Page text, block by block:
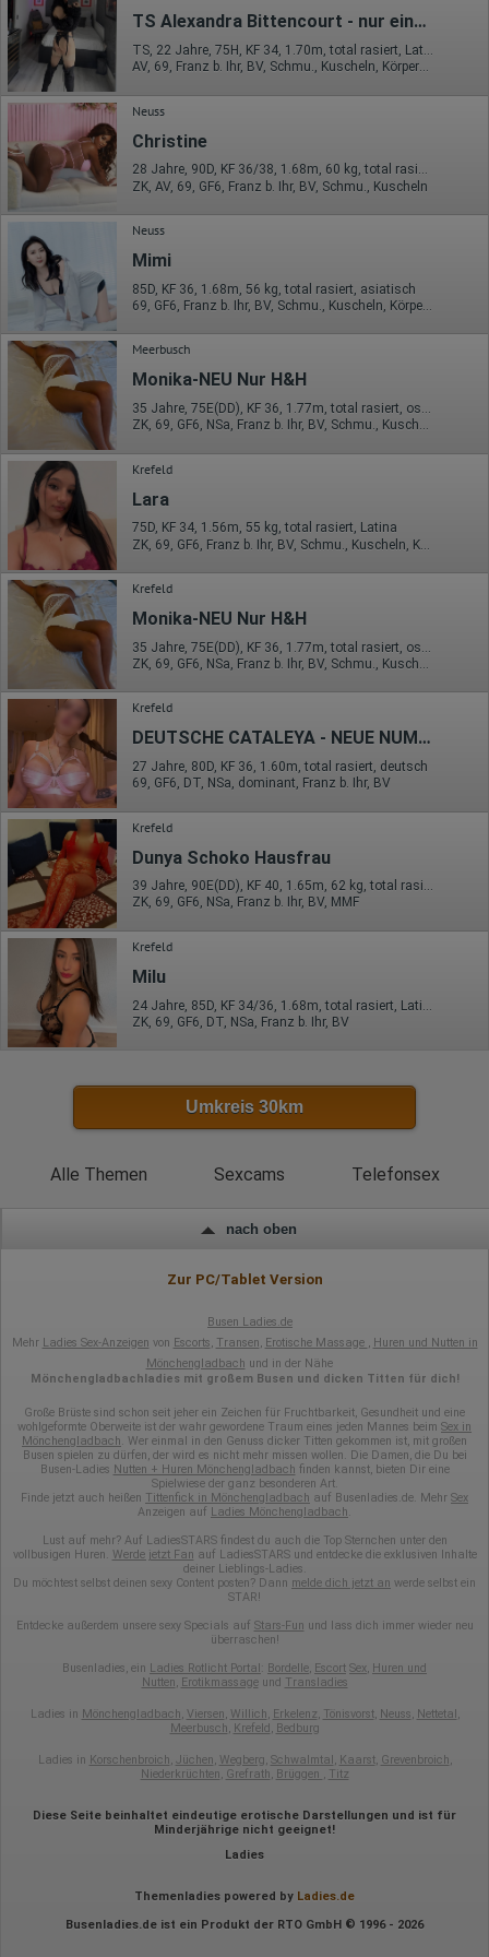
Google innerhalb von Mitgliedstaaten der Europäischen Union
oder in anderen Vertragsstaaten des Abkommens über den
Europäischen Wirtschaftsraum gekürzt, dies bedeutet, dass alle
Daten anonym erhoben werden. Nur in Ausnahmefällen wird die
volle IP-Adresse an einen Server von Google in den USA
übertragen und dort gekürzt. Die von dem Browser des Nutzers
übermittelte IP-Adresse wird nicht mit anderen Daten von Google
zusammengeführt.
Erhobene Informationen zum Besucherverhalten sind folgende:
Herkunft (Land und Stadt)
Sprache
Betriebssystem
Gerät (PC, Tablet-PC oder Smartphone)
Browser und alle verwendeten Add-ons
Auflösung des Computers
Besucherquelle (Facebook, Suchmaschine oder
verweisende Webseite)
Welche Dateien wurden heruntergeladen?
Welche Videos angeschaut?
Wurden Werbebanner angeklickt?
Wohin ging der Besucher? Klickte er auf weitere Seiten des
Portals oder hat er sie komplett verlassen?
Wie lange blieb der Besucher?
Ort der Verarbeitung:
Europäische Union & USA
Hotjar
Wir nutzen Hotjar als Webanalysedient. Es wird verwendet, um
Daten über das Benutzerverhalten zu sammeln. Hotjar kann
auch im Rahmen von Umfragen und Feedbackfunktionen, die
auf unserer Website eingebunden sind, von Ihnen bereitgestellte
Informationen verarbeiten.
Herausgeber:
Hotjar Limited, Malta
Erhobene Daten:
Datum und Uhrzeit des Besuchs
Gerätetyp
Geografischer Standort
IP-Adresse
Mausbewegungen
Besuchte Seiten
Referrer URL
Bildschirmauflösung
Eindeutige Gerätekennung
Sprachinformationen
Gerätebestriebssystem
Browser-Typ
Klicks
Domain-Name
Eindeutige Benutzerkennung
Antworten auf Umfragen
Ort der Verarbeitung:
Europäische Union
Art. 6 Abs. 1 S. 1 lit. a DSGVO
TS Alexandra Bittencourt - nur eine Woche da!
TS, 22 Jahre, 75H, KF 34, 1.70m, total rasiert, Latina
AV, 69, Franz b. Ihr, BV, Schmu., Kuscheln, Körperküs., AV b. Ihm
Neuss
Christine
28 Jahre, 90D, KF 36/38, 1.68m, 60 kg, total rasiert, Latina
ZK, AV, 69, GF6, Franz b. Ihr, BV, Schmu., Kuscheln
Neuss
Mimi
85D, KF 36, 1.68m, 56 kg, total rasiert, asiatisch
69, GF6, Franz b. Ihr, BV, Schmu., Kuscheln, Körperküs., DSa
Meerbusch
Monika-NEU Nur H&H
35 Jahre, 75E(DD), KF 36, 1.77m, total rasiert, osteuropäisch
ZK, 69, GF6, NSa, Franz b. Ihr, BV, Schmu., Kuscheln
Krefeld
Lara
75D, KF 34, 1.56m, 55 kg, total rasiert, Latina
Krefeld
Monika-NEU Nur H&H
ZK, 69, GF6, NSa, Franz b. Ihr, BV, Schmu., Kuscheln
Krefeld
DEUTSCHE CATALEYA - NEUE NUMMER“
27 Jahre, 80D, KF 36, 1.60m, total rasiert, deutsch
69, GF6, DT, NSa, dominant, Franz b. Ihr, BV
Krefeld
Dunya Schoko Hausfrau
39 Jahre, 90E(DD), KF 40, 1.65m, 62 kg, total rasiert, exotisch
ZK, 69, GF6, NSa, Franz b. Ihr, BV, MMF
Krefeld
Milu
ZK, 69, GF6, DT, NSa, Franz b. Ihr, BV
Umkreis 30km
Alle Themen Sexcams Telefonsex
nach oben
Zur PC/Tablet Version
Busen Ladies.de
Mehr Ladies Sex-Anzeigen von Escorts, Transen, Erotische Massage , Huren und Nutten in
Mönchengladbach und in der Nähe
Mönchengladbachladies mit großem Busen und dicken Titten für dich!
Große Brüste sind schon seit jeher ein Zeichen für Fruchtbarkeit, Gesundheit und eine
wohlgeformte Oberweite ist der wahr gewordene Traum eines jeden Mannes beim Sex in
Mönchengladbach. Wer einmal in den Genuss dicker Titten gekommen ist, mit großen
Busen spielen zu dürfen, der wird es nicht mehr missen wollen. Die Damen, die Du bei
Busen-Ladies Nutten + Huren Mönchengladbach finden kannst, bieten Dir eine
Spielwiese der ganz besonderen Art.
Finde jetzt auch heißen Tittenfick in Mönchengladbach auf Busenladies.de. Mehr Sex
Anzeigen auf Ladies Mönchengladbach.
Lust auf mehr? Auf LadiesSTARS findest du auch die Top Sternchen unter den
vollbusigen Huren. Werde jetzt Fan auf LadiesSTARS und entdecke die exklusiven Inhalte
deiner Lieblings-Ladies.
Du möchtest selbst deinen sexy Content posten? Dann melde dich jetzt an werde selbst ein
STAR!
Entdecke außerdem unsere sexy Specials auf Stars-Fun und lass dich immer wieder neu
überraschen!
Busenladies, ein Ladies Rotlicht Portal Bordelle, Escort Sex, Huren und
Nutten, Erotikmassageund Transladies
Ladies in Mönchengladbach, Viersen, Willich, Erkelenz, Tönisvorst, Neuss, Nettetal,
Meerbusch, Krefeld, Bedburg
Ladies in Korschenbroich, Jüchen, Wegberg, Schwalmtal, Kaarst, Grevenbroich,
Niederkrüchten, Grefrath, Brüggen , Titz
Diese Seite beinhaltet eindeutige erotische Darstellungen und ist für
Minderjährige nicht geeignet!
Ladies
Themenladies powered by Ladies.de
Busenladies.de ist ein Produkt der RTO GmbH © 1996 - 2026